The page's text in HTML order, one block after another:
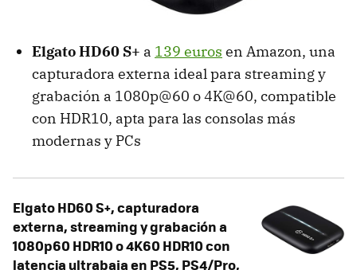
Elgato HD60 S+ a 139 euros en Amazon, una
capturadora externa ideal para streaming y
grabación a 1080p@60 o 4K@60, compatible
con HDR10, apta para las consolas más
modernas y PCs
Elgato HD60 S+, capturadora
externa, streaming y grabación a
1080p60 HDR10 o 4K60 HDR10 con
latencia ultrabaja en PS5, PS4/Pro,